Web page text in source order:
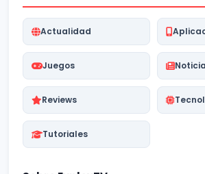
Actualidad
Juegos
Reviews
Tutoriales